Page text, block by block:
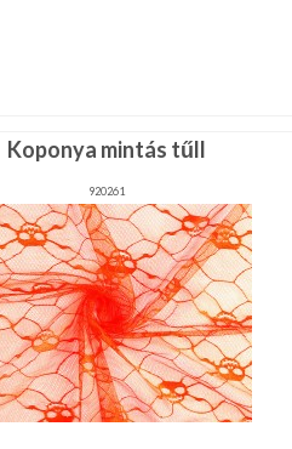
Koponya mintás tűll
920261